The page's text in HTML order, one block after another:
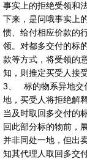
事实上的拒绝受领和
下来，是问哦事实上
惯、给付相应价款的
领。对都多交付的标
款等方式，将受领的
知，则推定买受人接
3、 标的物系异地交
地，买受人将拒绝解
当及时取回多交付的
回此部分标的物前，
并非同处一地，但出
知其代理人取回多交